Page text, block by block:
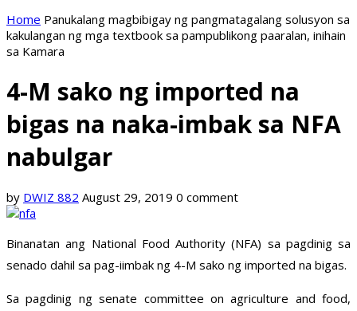
Home Panukalang magbibigay ng pangmatagalang solusyon sa
kakulangan ng mga textbook sa pampublikong paaralan, inihain
sa Kamara
4-M sako ng imported na
bigas na naka-imbak sa NFA
nabulgar
by DWIZ 882 August 29, 2019 0 comment
Binanatan ang National Food Authority (NFA) sa pagdinig sa
senado dahil sa pag-iimbak ng 4-M sako ng imported na bigas.
Sa pagdinig ng senate committee on agriculture and food,